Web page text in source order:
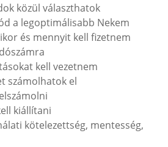
közül választhatok
a legoptimálisabb Nekem
és mennyit kell fizetnem
kell vezetnem
számolhatok el
kiállítani
kötelezettség, mentesség,